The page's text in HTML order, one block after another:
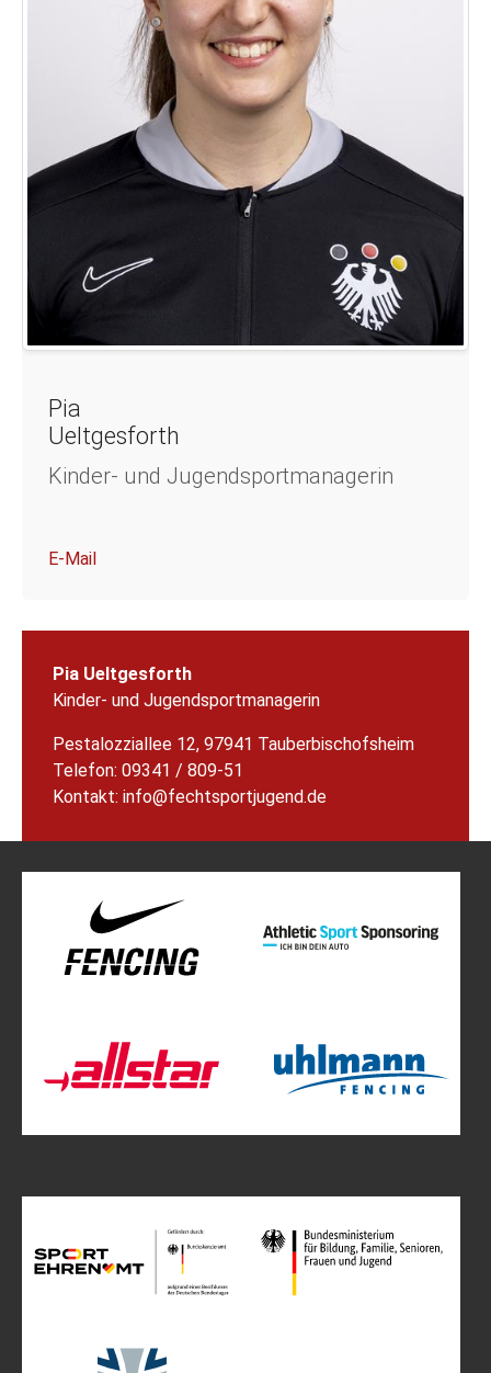
Pia
Ueltgesforth
Kinder- und Jugendsportmanagerin
E-Mail
Pia Ueltgesforth
Kinder- und Jugendsportmanagerin
Pestalozziallee 12, 97941 Tauberbischofsheim
Telefon: 09341 / 809-51
Kontakt: info@fechtsportjugend.de